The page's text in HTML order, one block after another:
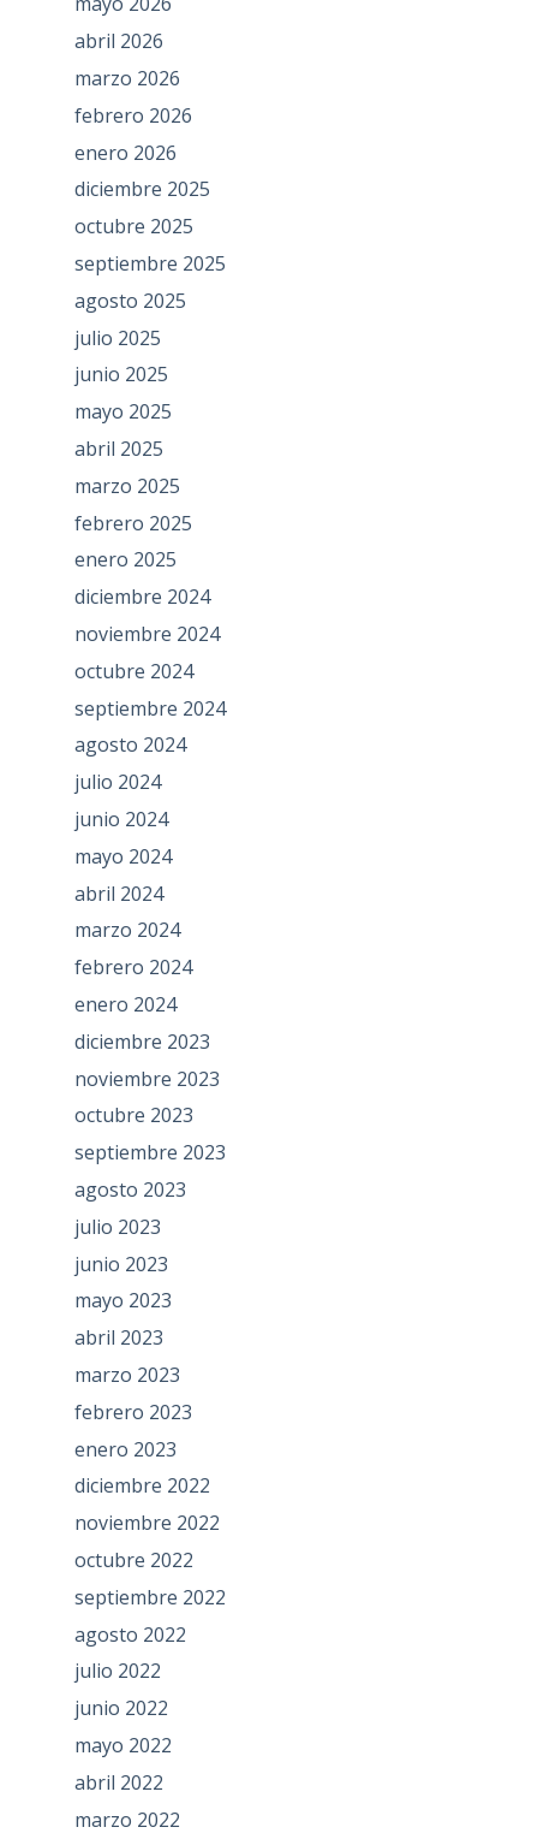
abril 2026
marzo 2026
febrero 2026
enero 2026
diciembre 2025
octubre 2025
septiembre 2025
agosto 2025
julio 2025
junio 2025
mayo 2025
abril 2025
marzo 2025
febrero 2025
enero 2025
diciembre 2024
noviembre 2024
octubre 2024
septiembre 2024
agosto 2024
julio 2024
junio 2024
mayo 2024
abril 2024
marzo 2024
febrero 2024
enero 2024
diciembre 2023
noviembre 2023
octubre 2023
septiembre 2023
agosto 2023
julio 2023
junio 2023
mayo 2023
abril 2023
marzo 2023
febrero 2023
enero 2023
diciembre 2022
noviembre 2022
octubre 2022
septiembre 2022
agosto 2022
julio 2022
junio 2022
mayo 2022
abril 2022
marzo 2022